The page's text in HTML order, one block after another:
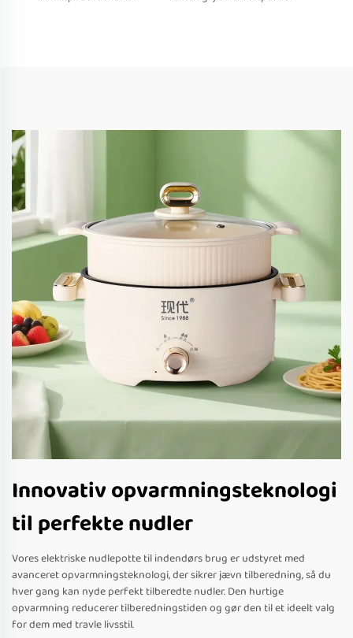
Innovativ opvarmningsteknologi
til perfekte nudler
Vores elektriske nudlepotte til indendørs brug er udstyret med
avanceret opvarmningsteknologi, der sikrer jævn tilberedning, så du
hver gang kan nyde perfekt tilberedte nudler. Den hurtige
opvarmning reducerer tilberedningstiden og gør den til et ideelt valg
for dem med travle livsstil.